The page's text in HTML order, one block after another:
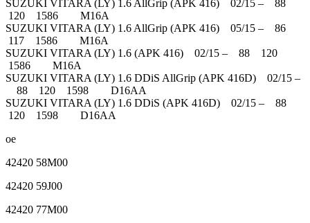
SUZUKI VITARA (LY) 1.6 AllGrip (APK 416) 02/15 – 88
120 1586 M16A
SUZUKI VITARA (LY) 1.6 AllGrip (APK 416) 05/15 – 86
117 1586 M16A
SUZUKI VITARA (LY) 1.6 (APK 416) 02/15 – 88 120
1586 M16A
SUZUKI VITARA (LY) 1.6 DDiS AllGrip (APK 416D) 02/15 –
88 120 1598 D16AA
SUZUKI VITARA (LY) 1.6 DDiS (APK 416D) 02/15 – 88
120 1598 D16AA
oe
42420 58M00
42420 59J00
42420 77M00